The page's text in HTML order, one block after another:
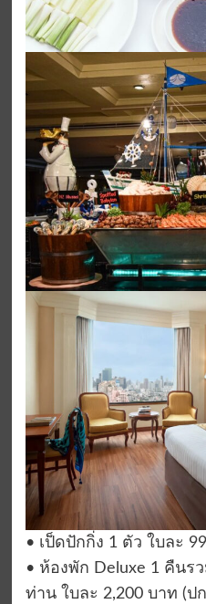
• เป็ดปักกิ่ง 1 ตัว ใบละ
• ห้องพัก Deluxe 1 คืนร
ท่าน ใบละ 2,200 บาท (ป